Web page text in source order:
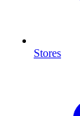
Stores